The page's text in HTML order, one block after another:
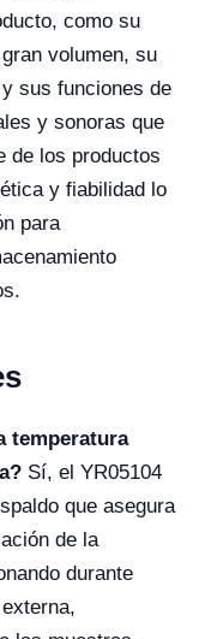
como su
volumen, su
sus funciones de
y sonoras que
de los productos
y fiabilidad lo
para
temperatura
Sí, el YR05104
que asegura
de la
durante